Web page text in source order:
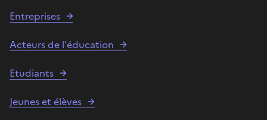
Entreprises
Acteurs de l'éducation
Etudiants
Jeunes et élèves